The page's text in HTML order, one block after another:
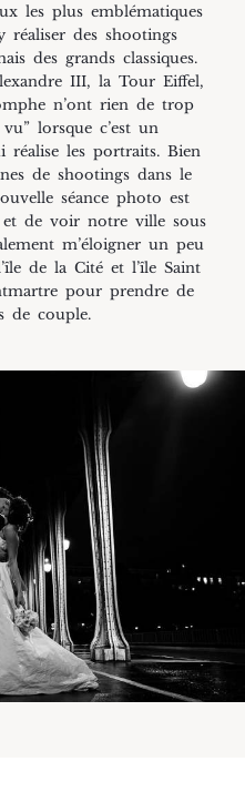
les plus emblématiques
réaliser des shootings
des grands classiques.
III, la Tour Eiffel,
n’ont rien de trop
lorsque c’est un
réalise les portraits. Bien
de shootings dans le
séance photo est
et de voir notre ville sous
m’éloigner un peu
de la Cité et l’île Saint
pour prendre de
de couple.